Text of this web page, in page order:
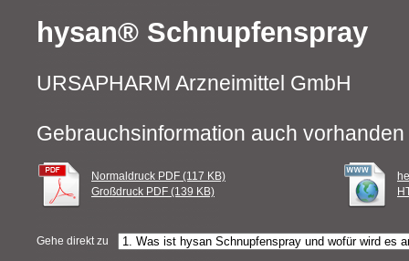
hysan® Schnupfenspray
URSAPHARM Arzneimittel GmbH
Gebrauchsinformation auch vorhanden
Normaldruck PDF (117 KB)
Großdruck PDF (139 KB)
Gehe direkt zu